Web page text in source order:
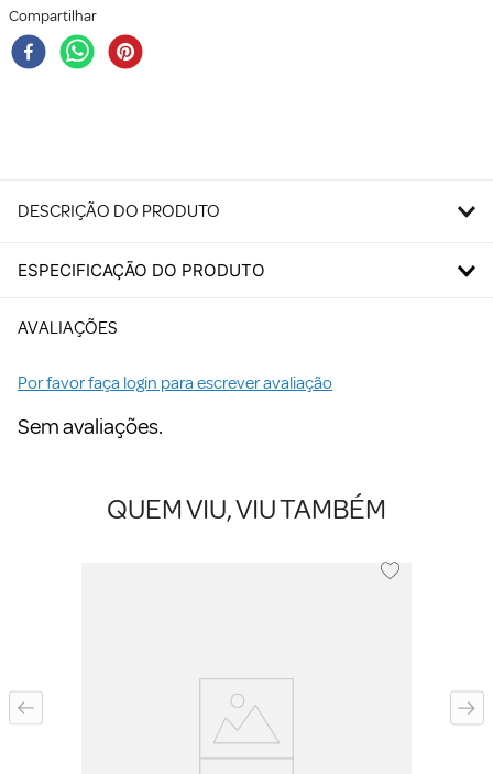
Compartilhar
DESCRIÇÃO DO PRODUTO
ESPECIFICAÇÃO DO PRODUTO
AVALIAÇÕES
Por favor faça login para escrever avaliação
Sem avaliações.
QUEM VIU, VIU TAMBÉM